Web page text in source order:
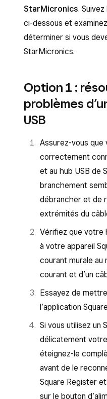
StarMicronics.
ci-dessous et
déterminer si vous
StarMicronics.
Option 1 :
problèmes
USB
Assurez-vous que
correctement
et au hub USB de
branchement
débrancher et de
extrémités du
Vérifiez que votre
à votre appareil
courant murale au
courant et d’un
Essayez de
l’application
Si vous utilisez un
délicatement
éteignez-le
avant de le
Square Register
sur le bouton